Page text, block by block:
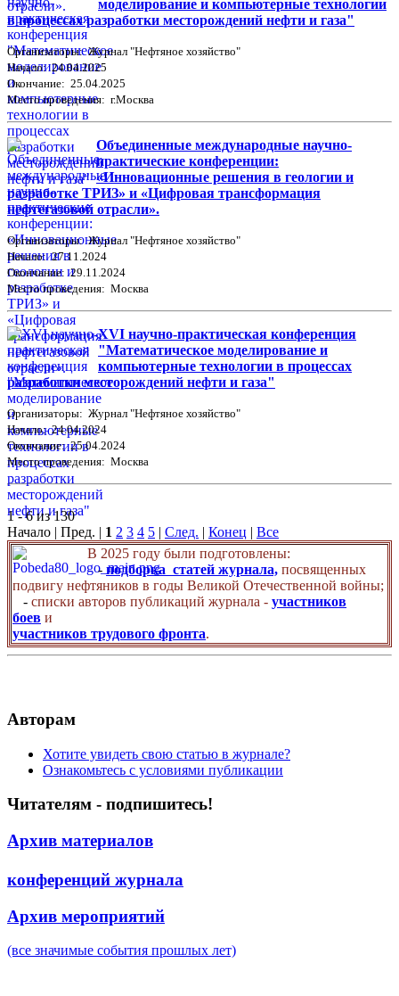
моделирование и компьютерные технологии
в процессах разработки месторождений нефти и газа"
Организаторы: Журнал "Нефтяное хозяйство"
Начало: 24.04.2025
Окончание: 25.04.2025
Место проведения: г.Москва
Объединенные международные научно-
практические конференции:
«Инновационные решения в геологии и
разработке ТРИЗ» и «Цифровая трансформация
нефтегазовой отрасли».
Организаторы: Журнал "Нефтяное хозяйство"
Начало: 27.11.2024
Окончание: 29.11.2024
Место проведения: Москва
XVI научно-практическая конференция
"Математическое моделирование и
компьютерные технологии в процессах
разработки месторождений нефти и газа"
Организаторы: Журнал "Нефтяное хозяйство"
Начало: 24.04.2024
Окончание: 25.04.2024
Место проведения: Москва
1 - 6 из 130
Начало | Пред. | 1 2 3 4 5 | След. | Конец | Все
В 2025 году были подготовлены:
- подборка статей журнала, посвященных
подвигу нефтяников в годы Великой Отечественной войны;
- списки авторов публикаций журнала - участников
боев и
участников трудового фронта.
Авторам
Хотите увидеть свою статью в журнале?
Ознакомьтесь с условиями публикации
Читателям - подпишитесь!
Архив материалов
конференций журнала
Архив мероприятий
(все значимые события прошлых лет)